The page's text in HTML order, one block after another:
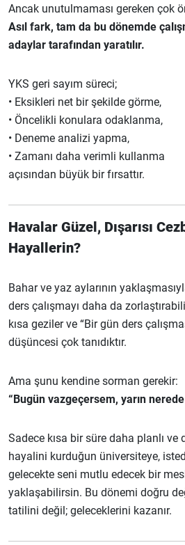
Ancak unutulmaması gereken çok
Asıl fark, tam da bu dönemde
adaylar tarafından yaratılır.
YKS geri sayım süreci;
• Eksikleri net bir şekilde görme,
• Öncelikli konulara odaklanma,
• Deneme analizi yapma,
• Zamanı daha verimli kullanma
açısından büyük bir fırsattır.
Havalar Güzel, Dışarısı
Hayallerin?
Bahar ve yaz aylarının
ders çalışmayı daha da
kısa geziler ve “Bir gün ders
düşüncesi çok tanıdıktır.
Ama şunu kendine sorman gerekir:
“Bugün vazgeçersem, yarın
Sadece kısa bir süre daha planlı ve
hayalini kurduğun üniversiteye,
gelecekte seni mutlu edecek bir
yaklaşabilirsin. Bu dönemi doğru
tatilini değil; geleceklerini kazanır.